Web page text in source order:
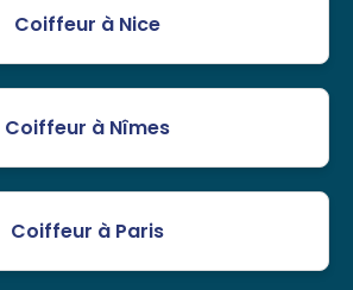
Coiffeur à Nice
Coiffeur à Nîmes
Coiffeur à Paris